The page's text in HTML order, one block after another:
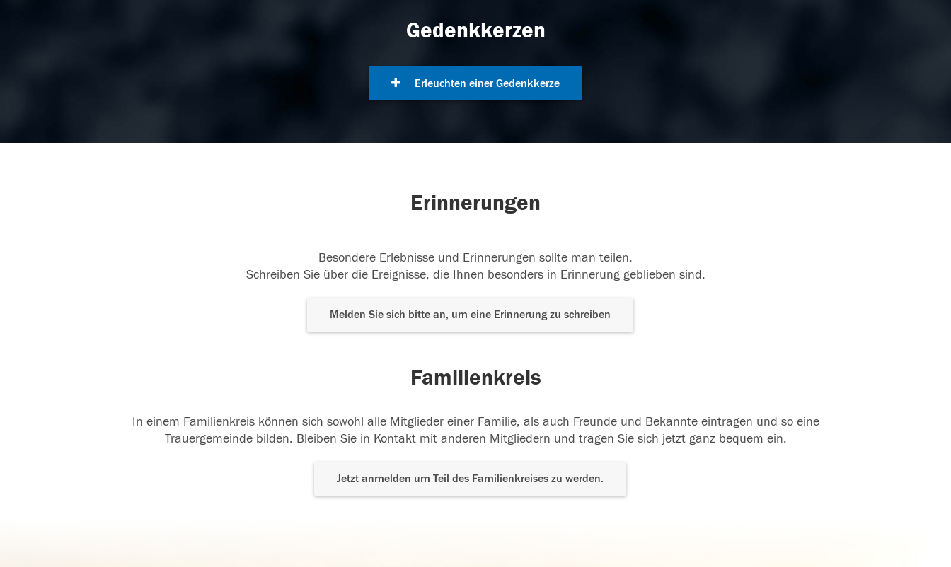
Gedenkkerzen
Erleuchten einer Gedenkkerze
Erinnerungen
Besondere Erlebnisse und Erinnerungen sollte man teilen.
Schreiben Sie über die Ereignisse, die Ihnen besonders in Erinnerung geblieben sind.
Melden Sie sich bitte an, um eine Erinnerung zu schreiben
Familienkreis
In einem Familienkreis können sich sowohl alle Mitglieder einer Familie, als auch Freunde und Bekannte eintragen und so eine
Trauergemeinde bilden. Bleiben Sie in Kontakt mit anderen Mitgliedern und tragen Sie sich jetzt ganz bequem ein.
Jetzt anmelden um Teil des Familienkreises zu werden.